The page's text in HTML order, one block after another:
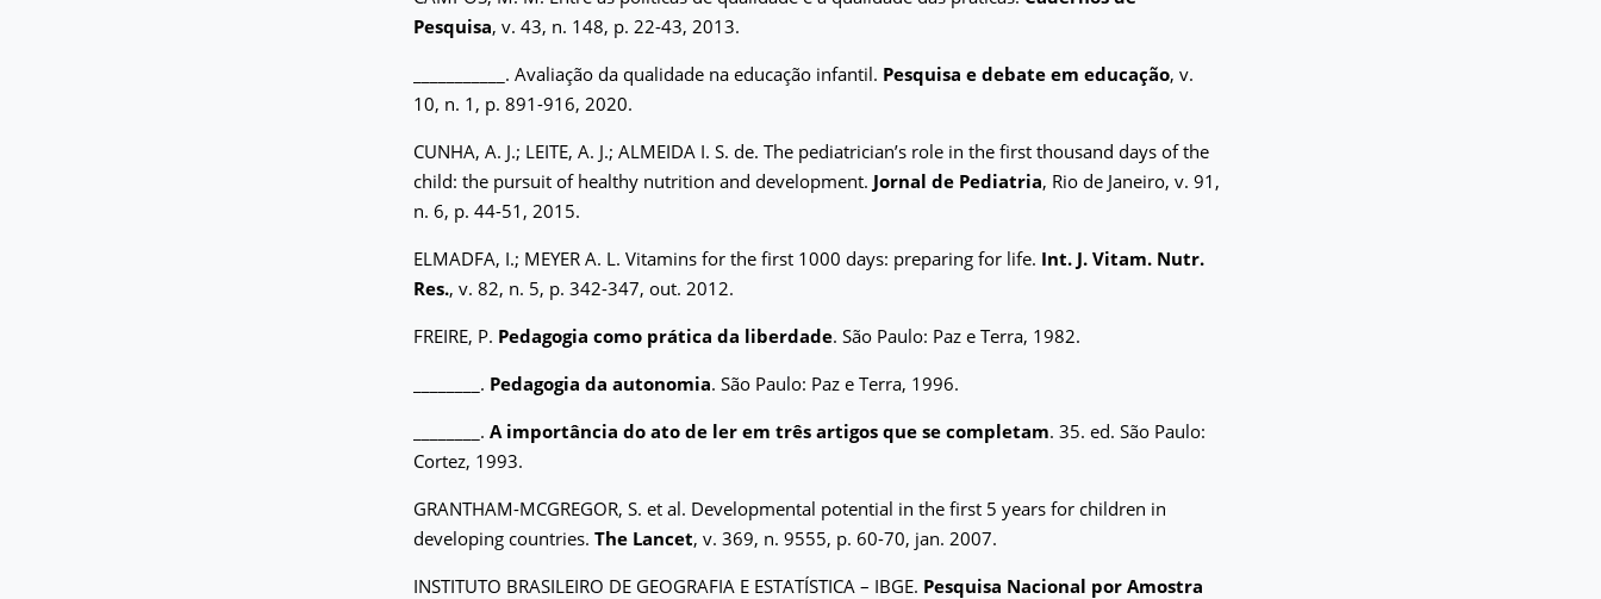
Pesquisa, v. 43, n. 148, p. 22-43, 2013.
___________. Avaliação da qualidade na educação infantil. Pesquisa e debate em educação, v.
10, n. 1, p. 891-916, 2020.
CUNHA, A. J.; LEITE, A. J.; ALMEIDA I. S. de. The pediatrician’s role in the first thousand days of the
child: the pursuit of healthy nutrition and development. Jornal de Pediatria, Rio de Janeiro, v. 91,
n. 6, p. 44-51, 2015.
ELMADFA, I.; MEYER A. L. Vitamins for the first 1000 days: preparing for life. Int. J. Vitam. Nutr.
Res., v. 82, n. 5, p. 342-347, out. 2012.
FREIRE, P. Pedagogia como prática da liberdade. São Paulo: Paz e Terra, 1982.
________. Pedagogia da autonomia. São Paulo: Paz e Terra, 1996.
________. A importância do ato de ler em três artigos que se completam. 35. ed. São Paulo:
Cortez, 1993.
GRANTHAM-MCGREGOR, S. et al. Developmental potential in the first 5 years for children in
developing countries. The Lancet, v. 369, n. 9555, p. 60-70, jan. 2007.
INSTITUTO BRASILEIRO DE GEOGRAFIA E ESTATÍSTICA – IBGE. Pesquisa Nacional por Amostra